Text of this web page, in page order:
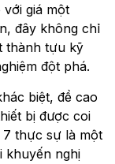
giá một
đây không chỉ
thành tựu kỹ
đột phá.
biệt, đề cao
bị được coi
7 thực sự là một
khuyến nghị